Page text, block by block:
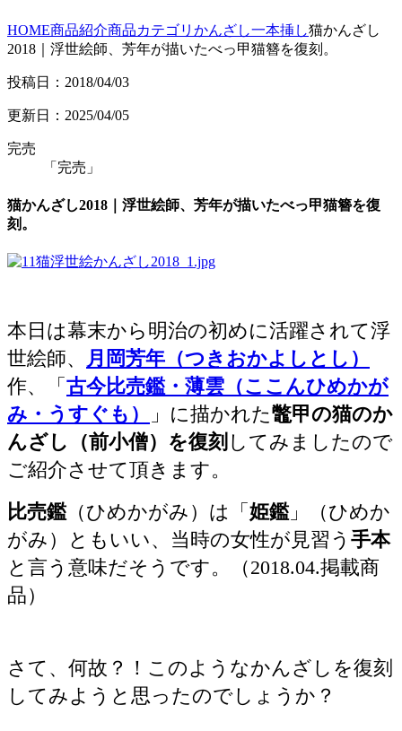
HOME商品紹介商品カテゴリ かんざし一本挿し猫かんざし
2018｜浮世絵師、芳年が描いたべっ甲猫簪を復刻。
投稿日：2018/04/03
更新日：2025/04/05
完売
「完売」
猫かんざし2018｜浮世絵師、芳年が描いたべっ甲猫簪を復
刻。
本日は幕末から明治の初めに活躍されて浮
世絵師、
月岡芳年（つきおかよしとし）
作、「 古今比売鑑・薄雲（ここんひめかが
み・うすぐも）
」に描かれた鼈甲の猫のか
んざし（前小僧）を復刻 してみましたので
ご紹介させて頂きます。
比売鑑 （ひめかがみ）は「 姫鑑 」（ひめか
がみ）ともいい、当時の女性が見習う 手本
と言う意味だそうです。（2018.04.掲載商
品）
さて、何故？！このようなかんざしを復刻
してみようと思ったのでしょうか？